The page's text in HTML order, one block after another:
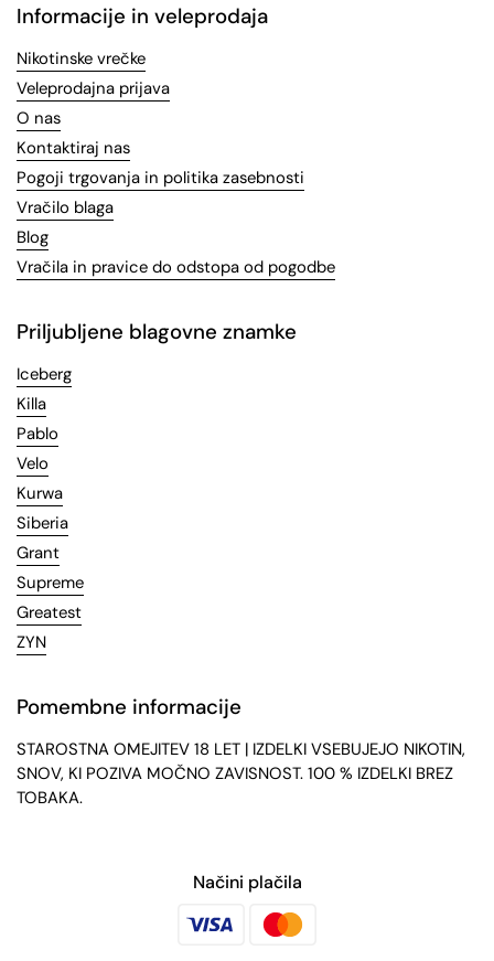
Informacije in veleprodaja
Nikotinske vrečke
Veleprodajna prijava
O nas
Kontaktiraj nas
Pogoji trgovanja in politika zasebnosti
Vračilo blaga
Blog
Vračila in pravice do odstopa od pogodbe
Priljubljene blagovne znamke
Iceberg
Killa
Pablo
Velo
Kurwa
Siberia
Grant
Supreme
Greatest
ZYN
Pomembne informacije
STAROSTNA OMEJITEV 18 LET | IZDELKI VSEBUJEJO NIKOTIN,
SNOV, KI POZIVA MOČNO ZAVISNOST. 100 % IZDELKI BREZ
TOBAKA.
Načini plačila